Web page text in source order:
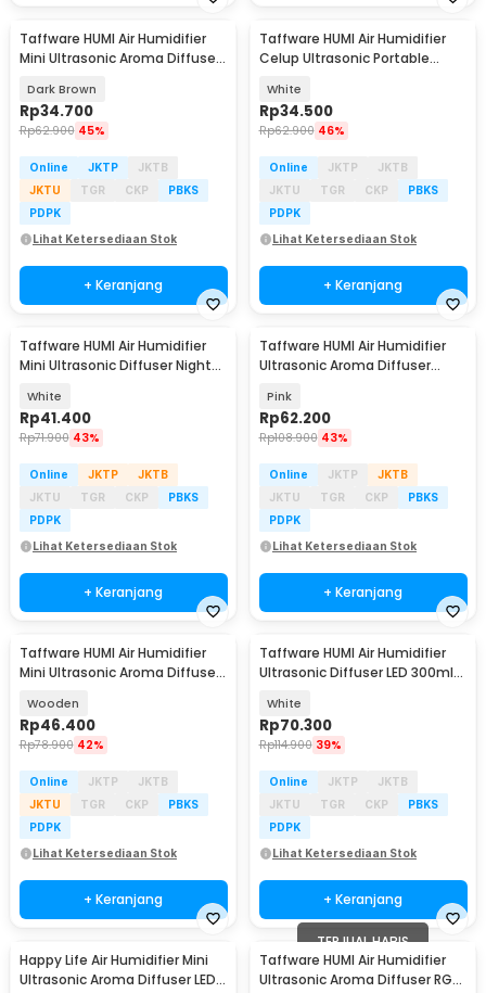
Taffware HUMI Air Humidifier
Mini Ultrasonic Aroma Diffuser
Dark Brown
Rp34.700
Rp62.900 45%
Online JKTP
JKTB
JKTU
TGR CKP
PBKS
PDPK
Lihat Ketersediaan Stok
+ Keranjang
Taffware HUMI Air Humidifier
Celup Ultrasonic Portable
White
Rp34.500
Rp62.900 46%
Online JKTP
JKTB
JKTU
TGR CKP
PBKS
PDPK
Lihat Ketersediaan Stok
+ Keranjang
Taffware HUMI Air Humidifier
Mini Ultrasonic Diffuser Night
White
Rp41.400
Rp71.900 43%
Online JKTP
JKTB
JKTU
TGR CKP
PBKS
PDPK
Lihat Ketersediaan Stok
+ Keranjang
Taffware HUMI Air Humidifier
Ultrasonic Aroma Diffuser
Pink
Rp62.200
Rp108.900 43%
Online JKTP
JKTB
JKTU
TGR CKP
PBKS
PDPK
Lihat Ketersediaan Stok
+ Keranjang
Taffware HUMI Air Humidifier
Mini Ultrasonic Aroma Diffuser
Wooden
Rp46.400
Rp78.900 42%
Online JKTP
JKTB
JKTU
TGR CKP
PBKS
PDPK
Lihat Ketersediaan Stok
+ Keranjang
Taffware HUMI Air Humidifier
Ultrasonic Diffuser LED 300ml
White
Rp70.300
Rp114.900 39%
Online JKTP
JKTB
JKTU
TGR CKP
PBKS
PDPK
Lihat Ketersediaan Stok
+ Keranjang
Happy Life Air Humidifier Mini
Ultrasonic Aroma Diffuser LED
TERJUAL HABIS
Taffware HUMI Air Humidifier
Ultrasonic Aroma Diffuser RGB